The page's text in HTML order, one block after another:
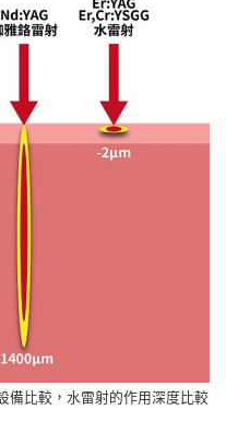
備比較，水雷射的作用深度比較